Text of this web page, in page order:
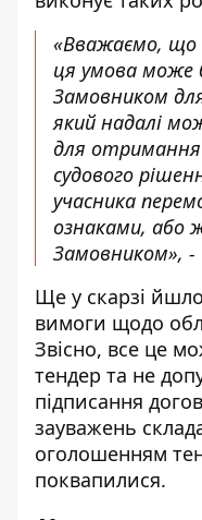
«Вважаємо, що
ця умова може
Замовником
який надалі
для отримання
судового
учасника
ознаками, або
Замовником», -
Ще у скарзі
вимоги щодо
Звісно, все це
тендер та не
підписання
зауважень
оголошенням
поквапилися.